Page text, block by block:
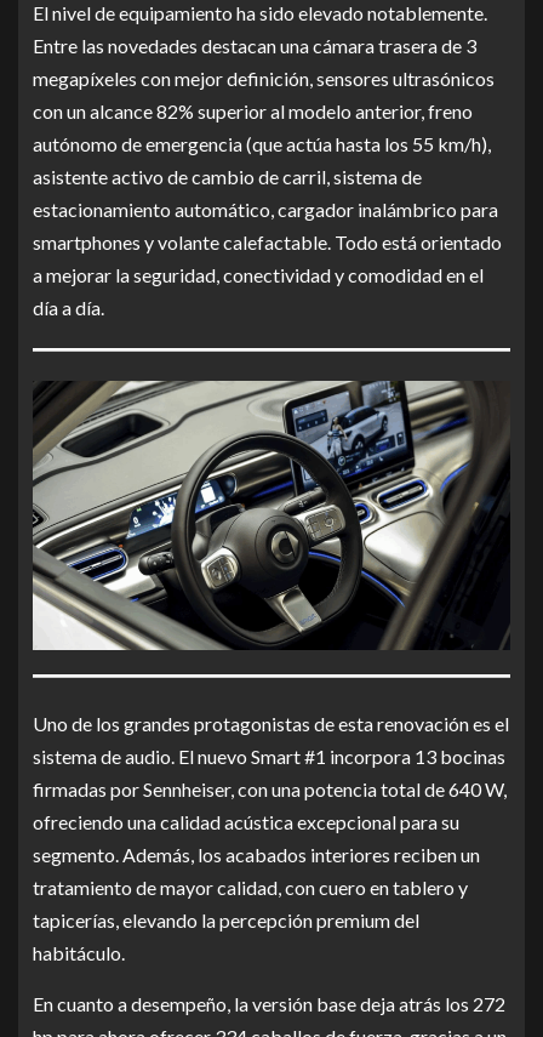
El nivel de equipamiento ha sido elevado notablemente.
Entre las novedades destacan una cámara trasera de 3
megapíxeles con mejor definición, sensores ultrasónicos
con un alcance 82% superior al modelo anterior, freno
autónomo de emergencia (que actúa hasta los 55 km/h),
asistente activo de cambio de carril, sistema de
estacionamiento automático, cargador inalámbrico para
smartphones y volante calefactable. Todo está orientado
a mejorar la seguridad, conectividad y comodidad en el
día a día.
Uno de los grandes protagonistas de esta renovación es el
sistema de audio. El nuevo Smart #1 incorpora 13 bocinas
firmadas por Sennheiser, con una potencia total de 640 W,
ofreciendo una calidad acústica excepcional para su
segmento. Además, los acabados interiores reciben un
tratamiento de mayor calidad, con cuero en tablero y
tapicerías, elevando la percepción premium del
habitáculo.
En cuanto a desempeño, la versión base deja atrás los 272